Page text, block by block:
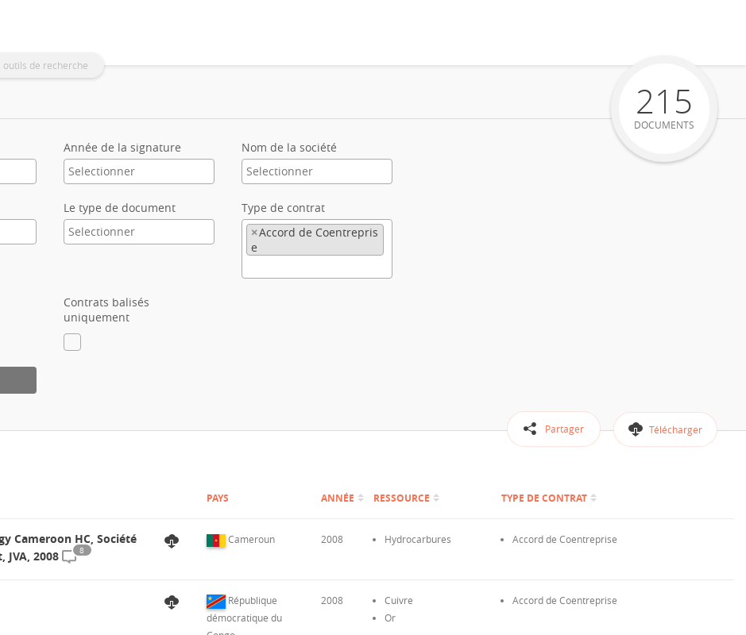
outils de recherche
Année de la signature Nom de la société
Le type de document
Type de contrat
×Accord de Coentrepris
e
Contrats balisés
uniquement
Partager Télécharger
215
DOCUMENTS
PAYS ANNÉE RESSOURCE TYPE DE CONTRAT
Cameroon HC, Société
2008
8
Cameroun 2008 Hydrocarbures Accord de Coentreprise
République
démocratique du
2008
Cuivre
Or
Accord de Coentreprise